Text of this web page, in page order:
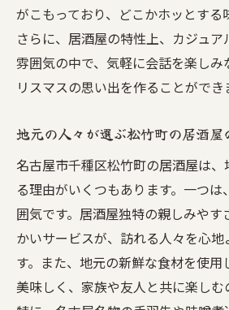
がこもっており、どこかホッとする
さらに、居酒屋の特性上、カジュ
雰囲気の中で、気軽に会話を楽しみ
リスマスの思い出を作ることができ
地元の人々が選ぶ松竹町の居酒屋
名古屋市千種区松竹町の居酒屋は
る理由がいくつもあります。一つ
囲気です。居酒屋独特の親しみやす
かいサービスが、訪れる人々を心地
す。また、地元の新鮮な食材を使用
美味しく、家族や友人と共に楽しむ